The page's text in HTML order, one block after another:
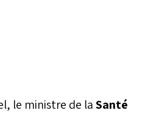
le ministre de laSanté